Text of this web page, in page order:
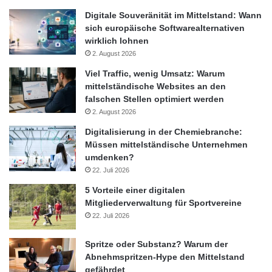
HeidelbergCement“, sagt Alexander Heubes. „Wir sind
zuversichtlich, innerhalb kurzer Zeit mit dem Bau einer
Immobilie zu starten.“
Quelle: Prologis
Kölner Region
Logistikimmobilienentwickler
Marktposition
Digitale Souveränität im Mittelstand: Wann
sich europäische Softwarealternativen
wirklich lohnen
2. August 2026
Viel Traffic, wenig Umsatz: Warum
mittelständische Websites an den
falschen Stellen optimiert werden
2. August 2026
Digitalisierung in der Chemiebranche:
Müssen mittelständische Unternehmen
umdenken?
22. Juli 2026
5 Vorteile einer digitalen
Mitgliederverwaltung für Sportvereine
22. Juli 2026
Spritze oder Substanz? Warum der
Abnehmspritzen-Hype den Mittelstand
gefährdet